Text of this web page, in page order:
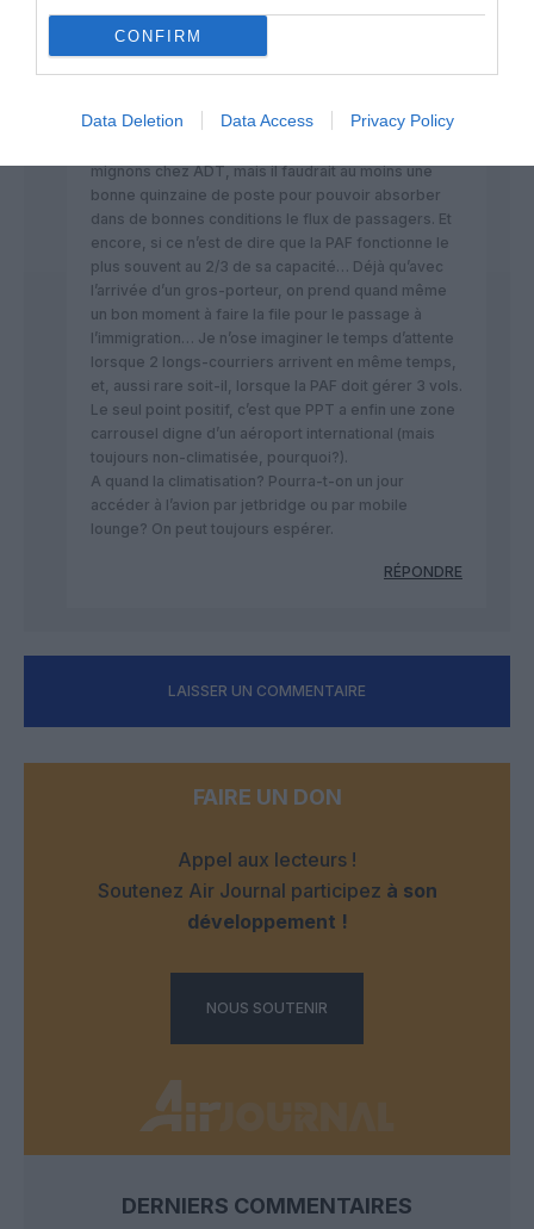
CONFIRM
Data Deletion Data Access Privacy Policy
soleil de plomb… C’est ce qui donne tout le charme
de PPT! Et dire que nos voisins calédoniens sont
équipés de 2 jetbridges!
simultanément 2 vols internationaux “respectant le
mignons chez ADT, mais il faudrait au moins une
bonne quinzaine de poste pour pouvoir absorber
dans de bonnes conditions le flux de passagers. Et
encore, si ce n’est de dire que la PAF fonctionne le
plus souvent au 2/3 de sa capacité… Déjà qu’avec
l’arrivée d’un gros-porteur, on prend quand même
un bon moment à faire la file pour le passage à
l’immigration… Je n’ose imaginer le temps d’attente
lorsque 2 longs-courriers arrivent en même temps,
et, aussi rare soit-il, lorsque la PAF doit gérer 3 vols.
Le seul point positif, c’est que PPT a enfin une zone
carrousel digne d’un aéroport international (mais
toujours non-climatisée, pourquoi?).
A quand la climatisation? Pourra-t-on un jour
accéder à l’avion par jetbridge ou par mobile
lounge? On peut toujours espérer.
RÉPONDRE
LAISSER UN COMMENTAIRE
FAIRE UN DON
Appel aux lecteurs !
Soutenez Air Journal participez à son
développement !
NOUS SOUTENIR
DERNIERS COMMENTAIRES